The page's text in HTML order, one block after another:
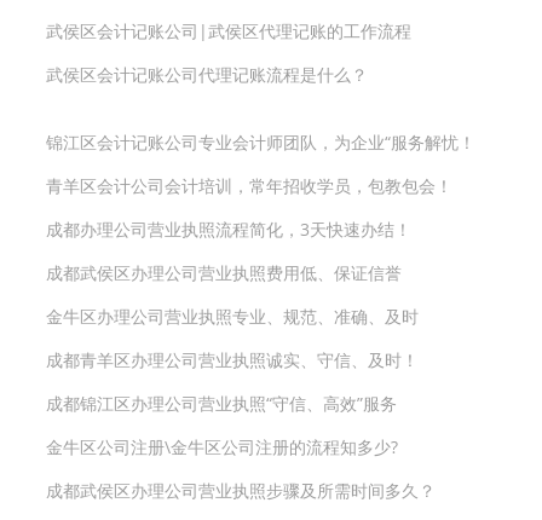
武侯区会计记账公司|武侯区代理记账的工作流程
武侯区会计记账公司代理记账流程是什么？
锦江区会计记账公司专业会计师团队，为企业“服务解忧！
青羊区会计公司会计培训，常年招收学员，包教包会！
成都办理公司营业执照流程简化，3天快速办结！
成都武侯区办理公司营业执照费用低、保证信誉
金牛区办理公司营业执照专业、规范、准确、及时
成都青羊区办理公司营业执照诚实、守信、及时！
成都锦江区办理公司营业执照“守信、高效”服务
金牛区公司注册\金牛区公司注册的流程知多少?
成都武侯区办理公司营业执照步骤及所需时间多久？